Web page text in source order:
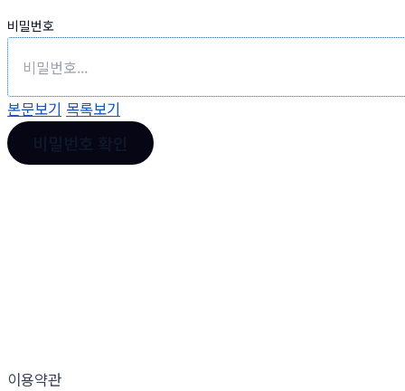
비밀번호
본문보기 목록보기
이용약관